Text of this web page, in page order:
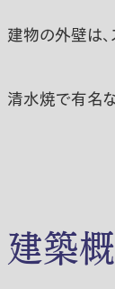
建物の外壁は、
清水焼で有名
建築